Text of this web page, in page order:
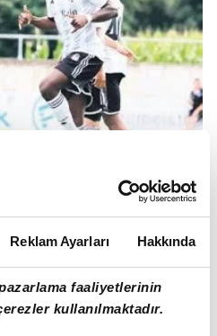
Reklam Ayarları Hakkında
faaliyetlerinin
kullanılmaktadır.
YILDIZLAŞTI
oynadığı son 3
Aboubakar, Jackson
öne çıkan isimler oldu.